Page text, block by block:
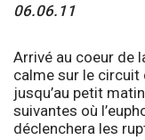
06.06.11
Arrivé au coeur de
calme sur le circuit
jusqu’au petit
suivantes où
déclenchera les